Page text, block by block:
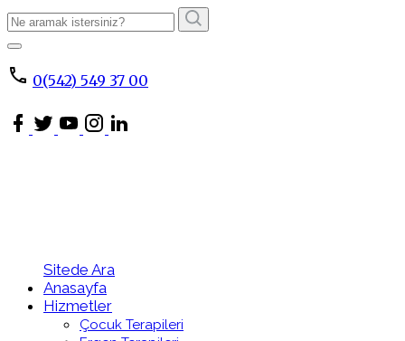
ARA
Arama
Sonucu:
0(542) 549 37 00
Sitede Ara
Anasayfa
Hizmetler
Çocuk Terapileri